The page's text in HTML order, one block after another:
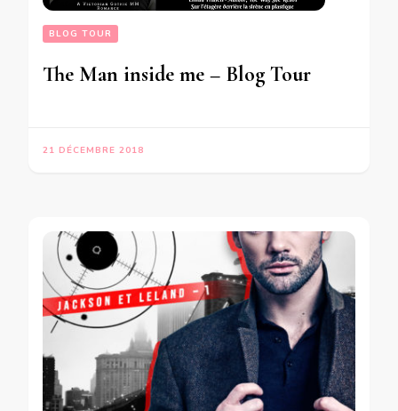
BLOG TOUR
The Man inside me – Blog Tour
21 DÉCEMBRE 2018